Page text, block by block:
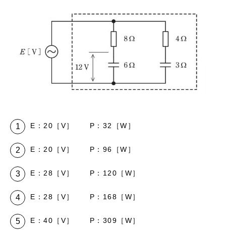
E：20［V］ P：32［W］
E：20［V］ P：96［W］
E：28［V］ P：120［W］
E：28［V］ P：168［W］
E：40［V］ P：309［W］